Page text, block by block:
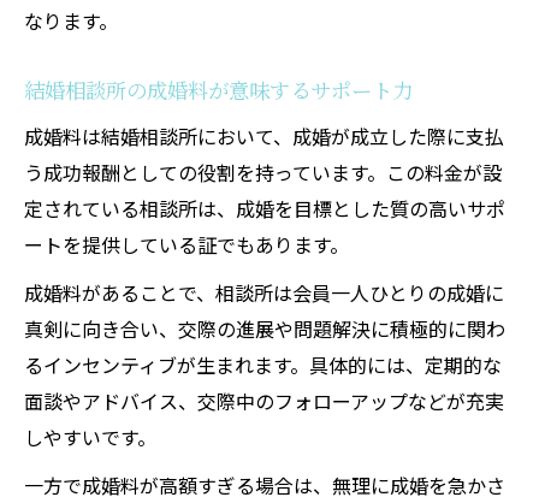
なります。
結婚相談所の成婚料が意味するサポート力
成婚料は結婚相談所において、成婚が成立した際に支払
う成功報酬としての役割を持っています。この料金が設
定されている相談所は、成婚を目標とした質の高いサポ
ートを提供している証でもあります。
成婚料があることで、相談所は会員一人ひとりの成婚に
真剣に向き合い、交際の進展や問題解決に積極的に関わ
るインセンティブが生まれます。具体的には、定期的な
面談やアドバイス、交際中のフォローアップなどが充実
しやすいです。
一方で成婚料が高額すぎる場合は、無理に成婚を急かさ